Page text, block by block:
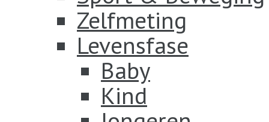
Zelfmeting
Levensfase
Baby
Kind